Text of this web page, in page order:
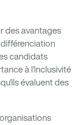
des avantages
candidats
à l'inclusivité
évaluent des